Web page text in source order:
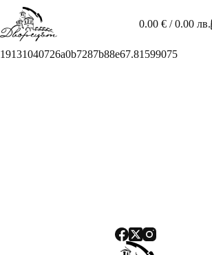
content
Shopping
0.00€ / 0.00 лв.
19131040726a0b7287b88e67.81599075